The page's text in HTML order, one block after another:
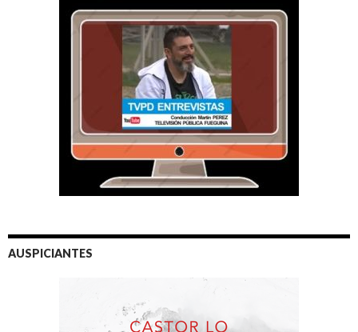
AUSPICIANTES